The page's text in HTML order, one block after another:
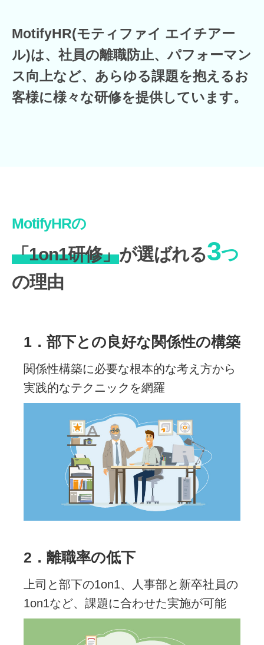
MotifyHR(モティファイ エイチアー
ル)は、社員の離職防止、パフォーマン
ス向上など、あらゆる課題を抱えるお
客様に様々な研修を提供しています。
MotifyHRの
「1on1研修」が選ばれる3つ
の理由
1．部下との良好な関係性の構築
関係性構築に必要な根本的な考え方から
実践的なテクニックを網羅
2．離職率の低下
上司と部下の1on1、人事部と新卒社員の
1on1など、課題に合わせた実施が可能